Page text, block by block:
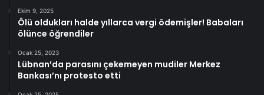
Ekim 9, 2025
Ölü oldukları halde yıllarca vergi ödemişler! Babaları
ölünce öğrendiler
Ocak 25, 2023
Lübnan’da parasını çekemeyen mudiler Merkez
Bankası’nı protesto etti